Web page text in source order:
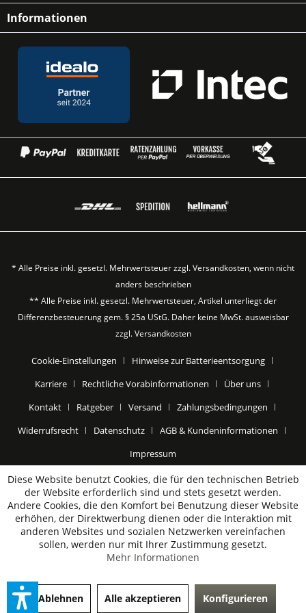
Informationen
* Alle Preise inkl. gesetzl. Mehrwertsteuer zzgl.Versandkosten, wenn nicht
anders beschrieben
** Alle Preise inkl. gesetzl. Mehrwertsteuer, Artikel unterliegt der
Differenzbesteuerung gem. § 25a UStG. Daher keine MwSt. ausweisbar
zzgl.Versandkosten
Cookie-Einstellungen
Hinweise zur Batterieentsorgung
Karriere
Rechtliche Vorabinformationen
Über uns
Kontakt
Ratgeber Versand
Zahlungsbedingungen
Widerrufsrecht
Datenschutz
AGB & Kundeninformationen
Impressum
Diese Website benutzt Cookies, die für den technischen Betrieb
der Website erforderlich sind und stets gesetzt werden.
Andere Cookies, die den Komfort bei Benutzung dieser Website
erhöhen, der Direktwerbung dienen oder die Interaktion mit
anderen Websites und sozialen Netzwerken vereinfachen
sollen, werden nur mit Ihrer Zustimmung gesetzt.
Mehr Informationen
Ablehnen Alle akzeptieren Konfigurieren